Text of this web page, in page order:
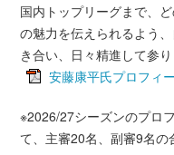
国内トップリーグまで、
の魅力を伝えられるよう
き合い、日々精進して参り
安藤康平氏プロフィ
※2026/27シーズンのプロ
て、主審20名、副審9名の